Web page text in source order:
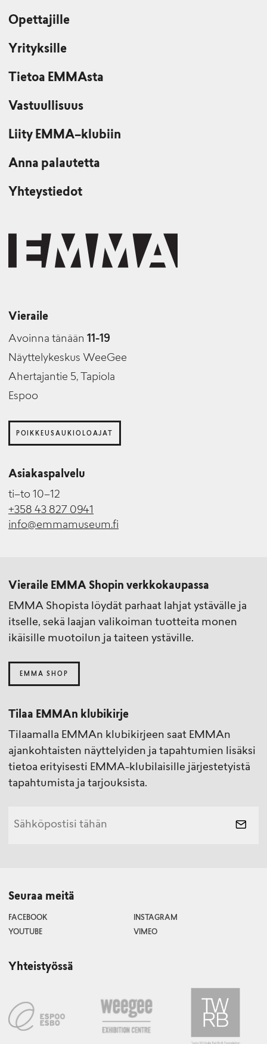
Opettajille
Yrityksille
Tietoa EMMAsta
Vastuullisuus
Liity EMMA–klubiin
Anna palautetta
Yhteystiedot
Vieraile
Avoinna tänään 11-19
Näyttelykeskus WeeGee
Ahertajantie 5, Tapiola
Espoo
POIKKEUSAUKIOLOAJAT
Asiakaspalvelu
ti–to 10–12
+358 43 827 0941
info@emmamuseum.fi
Vieraile EMMA Shopin verkkokaupassa
EMMA Shopista löydät parhaat lahjat ystävälle ja
itselle, sekä laajan valikoiman tuotteita monen
ikäisille muotoilun ja taiteen ystäville.
EMMA SHOP
Tilaa EMMAn klubikirje
Tilaamalla EMMAn klubikirjeen saat EMMAn
ajankohtaisten näyttelyiden ja tapahtumien lisäksi
tietoa erityisesti EMMA-klubilaisille järjestetyistä
tapahtumista ja tarjouksista.
Seuraa meitä
FACEBOOK
INSTAGRAM
YOUTUBE
VIMEO
Yhteistyössä